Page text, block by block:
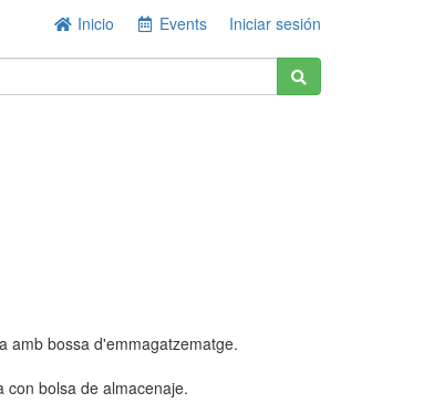
Inicio Events Iniciar sesión
amb bossa d'emmagatzematge.
con bolsa de almacenaje.